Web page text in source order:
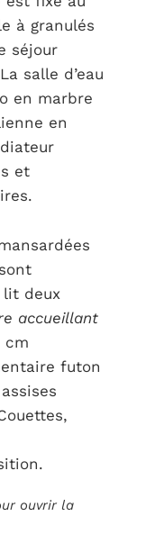
à granulés
séjour
salle d’eau
en marbre
en
et
lit deux
accueillant
cm
futon
ouvrir la